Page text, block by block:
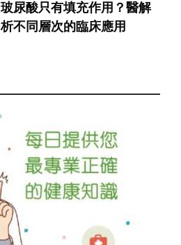
玻尿酸只有填充作用？醫解
析不同層次的臨床應用